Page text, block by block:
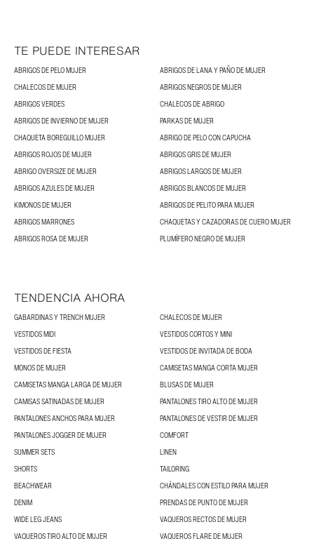
TE PUEDE INTERESAR
ABRIGOS DE PELO MUJER
ABRIGOS DE LANA Y PAÑO DE MUJER
CHALECOS DE MUJER
ABRIGOS NEGROS DE MUJER
ABRIGOS VERDES
CHALECOS DE ABRIGO
ABRIGOS DE INVIERNO DE MUJER
PARKAS DE MUJER
CHAQUETA BOREGUILLO MUJER
ABRIGO DE PELO CON CAPUCHA
ABRIGOS ROJOS DE MUJER
ABRIGOS GRIS DE MUJER
ABRIGO OVERSIZE DE MUJER
ABRIGOS LARGOS DE MUJER
ABRIGOS AZULES DE MUJER
ABRIGOS BLANCOS DE MUJER
KIMONOS DE MUJER
ABRIGOS DE PELITO PARA MUJER
ABRIGOS MARRONES
CHAQUETAS Y CAZADORAS DE CUERO MUJER
ABRIGOS ROSA DE MUJER
PLUMÍFERO NEGRO DE MUJER
TENDENCIA AHORA
GABARDINAS Y TRENCH MUJER
CHALECOS DE MUJER
VESTIDOS MIDI
VESTIDOS CORTOS Y MINI
VESTIDOS DE FIESTA
VESTIDOS DE INVITADA DE BODA
MONOS DE MUJER
CAMISETAS MANGA CORTA MUJER
CAMISETAS MANGA LARGA DE MUJER
BLUSAS DE MUJER
CAMISAS SATINADAS DE MUJER
PANTALONES TIRO ALTO DE MUJER
PANTALONES ANCHOS PARA MUJER
PANTALONES DE VESTIR DE MUJER
PANTALONES JOGGER DE MUJER
COMFORT
SUMMER SETS
LINEN
SHORTS
TAILORING
BEACHWEAR
CHÁNDALES CON ESTILO PARA MUJER
DENIM
PRENDAS DE PUNTO DE MUJER
WIDE LEG JEANS
VAQUEROS RECTOS DE MUJER
VAQUEROS TIRO ALTO DE MUJER
VAQUEROS FLARE DE MUJER